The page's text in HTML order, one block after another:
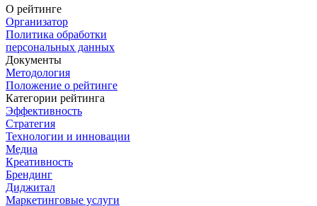
О рейтинге
Организатор
Политика обработки
персональных данных
Документы
Методология
Положение о рейтинге
Категории рейтинга
Эффективность
Стратегия
Технологии и инновации
Медиа
Креативность
Брендинг
Диджитал
Маркетинговые услуги